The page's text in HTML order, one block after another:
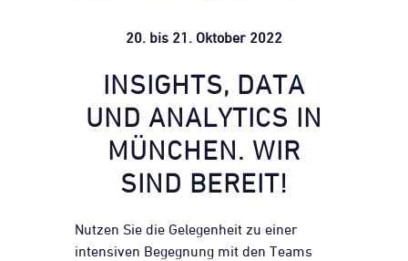
20. bis 21. Oktober 2022
INSIGHTS, DATA
UND ANALYTICS IN
MÜNCHEN. WIR
SIND BEREIT!
Nutzen Sie die Gelegenheit zu einer
intensiven Begegnung mit den Teams